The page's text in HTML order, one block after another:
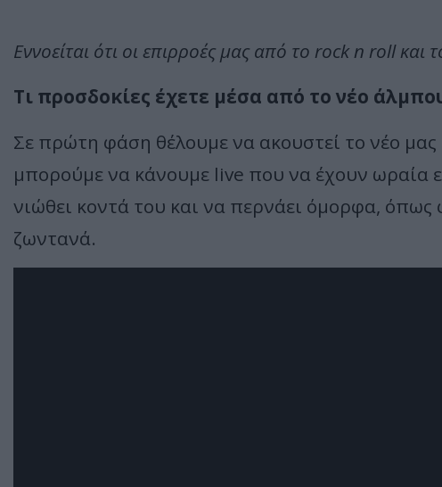
Εννοείται ότι οι επιρροές μας από το rock n roll και
Τι προσδοκίες έχετε μέσα από το νέο
Σε πρώτη φάση θέλουμε να ακουστεί το νέο μας
μπορούμε να κάνουμε live που να έχουν ωραία
νιώθει κοντά του και να περνάει όμορφα, όπως
ζωντανά.